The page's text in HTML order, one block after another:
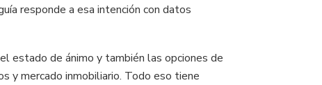
responde a esa intención con datos
estado de ánimo y también las opciones de
y mercado inmobiliario. Todo eso tiene